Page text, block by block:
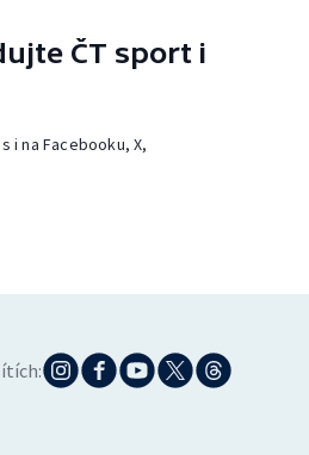
ČT sport i
i na Facebooku, X,